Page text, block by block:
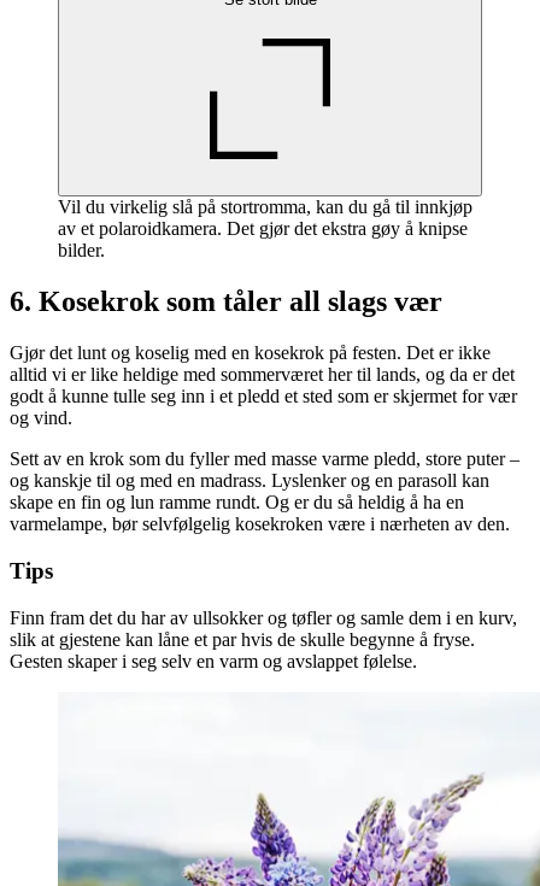
Vil du virkelig slå på stortromma, kan du gå til innkjøp
av et polaroidkamera. Det gjør det ekstra gøy å knipse
bilder.
6. Kosekrok som tåler all slags vær
Gjør det lunt og koselig med en kosekrok på festen. Det er ikke
alltid vi er like heldige med sommerværet her til lands, og da er det
godt å kunne tulle seg inn i et pledd et sted som er skjermet for vær
og vind.
Sett av en krok som du fyller med masse varme pledd, store puter –
og kanskje til og med en madrass. Lyslenker og en parasoll kan
skape en fin og lun ramme rundt. Og er du så heldig å ha en
varmelampe, bør selvfølgelig kosekroken være i nærheten av den.
Tips
Finn fram det du har av ullsokker og tøfler og samle dem i en kurv,
slik at gjestene kan låne et par hvis de skulle begynne å fryse.
Gesten skaper i seg selv en varm og avslappet følelse.